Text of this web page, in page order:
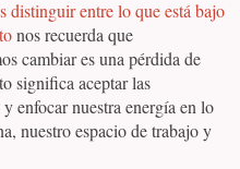
distinguir entre lo que está bajo
nos recuerda que
cambiar es una pérdida de
significa aceptar las
enfocar nuestra energía en lo
nuestro espacio de trabajo y